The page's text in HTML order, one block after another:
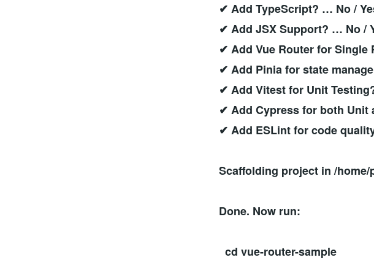
✔ Add TypeScript? … No /
✔ Add JSX Support? … No /
✔ Add Vue Router for
✔ Add Pinia for state
✔ Add Vitest for Unit
✔ Add Cypress for both Unit
✔ Add ESLint for code
Scaffolding project in /
Done. Now run:
cd vue-router-sample